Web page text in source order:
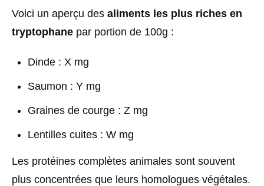
Voici un aperçu des aliments les plus riches en
tryptophane par portion de 100g :
Dinde : X mg
Saumon : Y mg
Graines de courge : Z mg
Lentilles cuites : W mg
Les protéines complètes animales sont souvent
plus concentrées que leurs homologues végétales.